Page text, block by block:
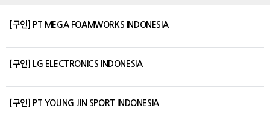
[구인] PT MEGA FOAMWORKS INDONESIA
[구인] LG ELECTRONICS INDONESIA
[구인] PT YOUNG JIN SPORT INDONESIA